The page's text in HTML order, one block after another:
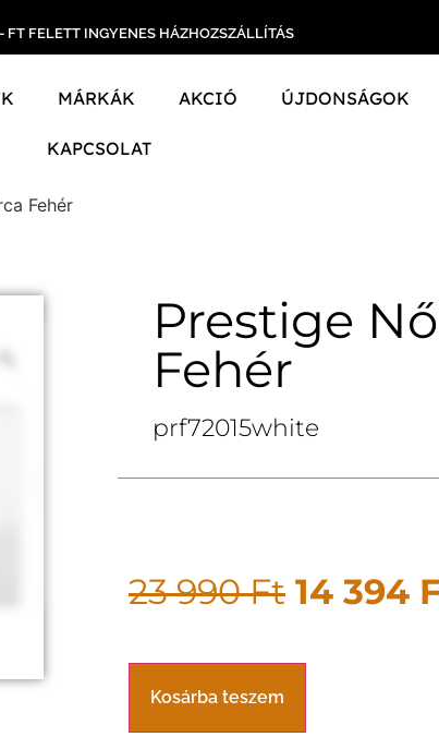
FT FELETT INGYENES HÁZHOZSZÁLLÍTÁS
MÁRKÁK AKCIÓ ÚJDONSÁGOK
KAPCSOLAT
Fehér
Prestige
Fehér
prf72015white
23 990Ft 14 394
Kosárba teszem